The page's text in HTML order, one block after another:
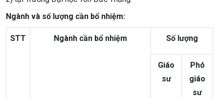
Ngành và số lượng cần bổ nhiệm:
STT Ngành cần bổ nhiệm Số lượng
Giáo
sư
Phó
giáo
sư